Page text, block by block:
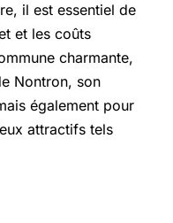
il est essentiel de
et les coûts
charmante,
Nontron, son
également pour
attractifs tels